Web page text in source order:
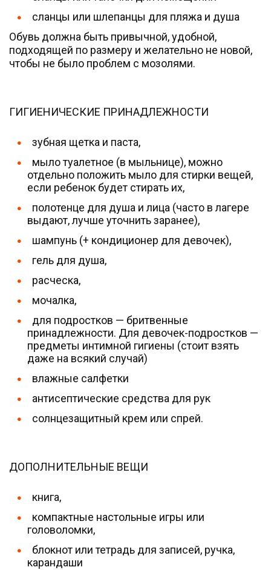
сланцы или шлепанцы для пляжа и душа
Обувь должна быть привычной, удобной,
подходящей по размеру и желательно не новой,
чтобы не было проблем с мозолями.
ГИГИЕНИЧЕСКИЕ ПРИНАДЛЕЖНОСТИ
зубная щетка и паста,
мыло туалетное (в мыльнице), можно
отдельно положить мыло для стирки вещей,
если ребенок будет стирать их,
полотенце для душа и лица (часто в лагере
выдают, лучше уточнить заранее),
шампунь (+ кондиционер для девочек),
гель для душа,
расческа,
мочалка,
для подростков — бритвенные
принадлежности. Для девочек-подростков —
предметы интимной гигиены (стоит взять
даже на всякий случай)
влажные салфетки
антисептические средства для рук
солнцезащитный крем или спрей.
ДОПОЛНИТЕЛЬНЫЕ ВЕЩИ
книга,
компактные настольные игры или
головоломки,
блокнот или тетрадь для записей, ручка,
карандаши